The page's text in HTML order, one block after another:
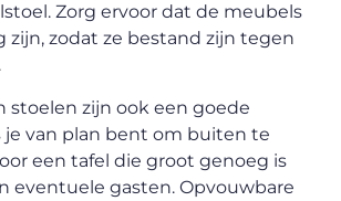
Zorg ervoor dat de meubels
zijn, zodat ze bestand zijn tegen
stoelen zijn ook een goede
je van plan bent om buiten te
een tafel die groot genoeg is
eventuele gasten. Opvouwbare